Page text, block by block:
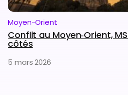
Moyen-Orient
Conflit au Moyen‑Orient,
côtés
5 mars 2026